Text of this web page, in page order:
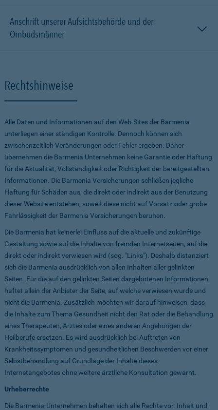
Anschrift unserer Aufsichtsbehörde und der
Ombudsmänner
Rechtshinweise
Alle Daten und Informationen auf den Web-Sites der Barmenia
unterliegen einer ständigen Kontrolle. Dennoch können sich
zwischenzeitlich Veränderungen oder Fehler ergeben. Daher
übernehmen die Barmenia Unternehmen keine Garantie oder Haftung
für die Aktualität, Vollständigkeit oder Richtigkeit der bereitgestellten
Informationen. Die Barmenia Versicherungen schließen jegliche
Haftung für Schäden aus, die direkt oder indirekt aus der Benutzung
dieser Website entstehen, soweit diese nicht auf Vorsatz oder grobe
Fahrlässigkeit der Barmenia Versicherungen beruhen.
Die Barmenia hat keinerlei Einfluss auf die aktuelle und zukünftige
Gestaltung sowie auf die Inhalte von fremden Internetseiten, auf die
direkt oder indirekt verwiesen wird (sog. "Links"). Deshalb distanziert
sich die Barmenia ausdrücklich von allen Inhalten aller gelinkten
Seiten. Für die auf den gelinkten Seiten dargebotenen Informationen
haftet allein der Anbieter der Seite, auf welche verwiesen wurde und
nicht die Barmenia. Zusätzlich möchten wir darauf hinweisen, dass
die Inhalte zum Thema Gesundheit nicht den Rat oder die Behandlung
eines Therapeuten, Arztes oder eines anderen Angehörigen der
Heilberufe ersetzen. Es wird ausdrücklich bei Auftreten von
Krankheitssymptomen und gesundheitlichen Beschwerden vor einer
Selbstbehandlung auf Grundlage der Inhalte dieses
Internetangebotes ohne weitere ärztliche Konsultation gewarnt.
Urheberrechte
Die Barmenia-Unternehmen behalten sich alle Rechte vor. Inhalt und